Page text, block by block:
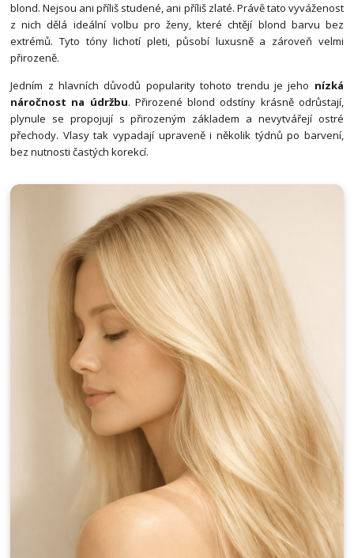
blond. Nejsou ani příliš studené, ani příliš zlaté. Právě tato vyváženost
z nich dělá ideální volbu pro ženy, které chtějí blond barvu bez
extrémů. Tyto tóny lichotí pleti, působí luxusně a zároveň velmi
přirozeně.
Jedním z hlavních důvodů popularity tohoto trendu je jeho nízká
náročnost na údržbu. Přirozené blond odstíny krásně odrůstají,
plynule se propojují s přirozeným základem a nevytvářejí ostré
přechody. Vlasy tak vypadají upraveně i několik týdnů po barvení,
bez nutnosti častých korekcí.